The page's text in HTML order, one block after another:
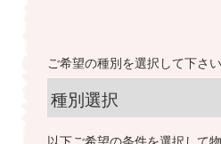
ご希望の種別を選択して下さい